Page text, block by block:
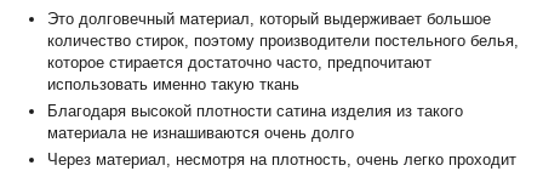
Это долговечный материал, который выдерживает большое
количество стирок, поэтому производители постельного белья,
которое стирается достаточно часто, предпочитают
использовать именно такую ткань
Благодаря высокой плотности сатина изделия из такого
материала не изнашиваются очень долго
Через материал, несмотря на плотность, очень легко проходит